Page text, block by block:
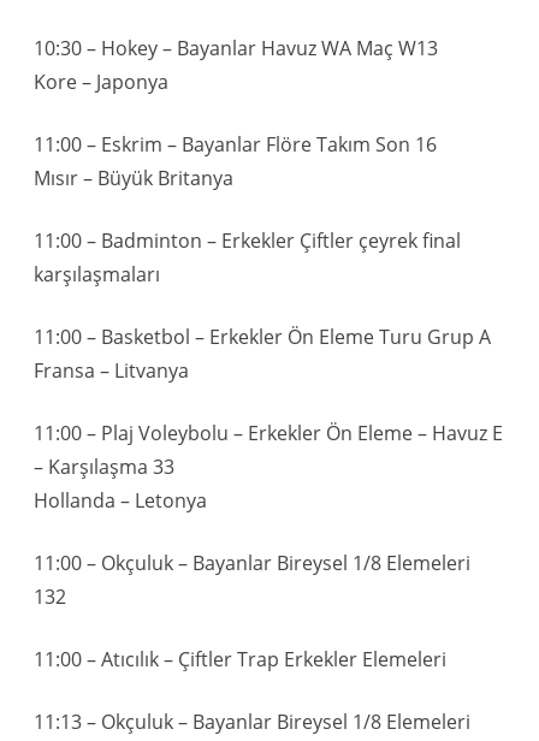
10:30 – Hokey – Bayanlar Havuz WA Maç W13
Kore – Japonya
11:00 – Eskrim – Bayanlar Flöre Takım Son 16
Mısır – Büyük Britanya
11:00 – Badminton – Erkekler Çiftler çeyrek final
karşılaşmaları
11:00 – Basketbol – Erkekler Ön Eleme Turu Grup A
Fransa – Litvanya
11:00 – Plaj Voleybolu – Erkekler Ön Eleme – Havuz E
– Karşılaşma 33
Hollanda – Letonya
11:00 – Okçuluk – Bayanlar Bireysel 1/8 Elemeleri
132
11:00 – Atıcılık – Çiftler Trap Erkekler Elemeleri
11:13 – Okçuluk – Bayanlar Bireysel 1/8 Elemeleri